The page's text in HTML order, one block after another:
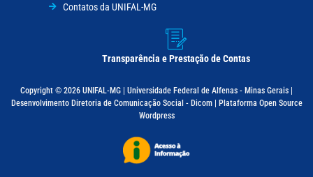
Contatos da UNIFAL-MG
Transparência e Prestação de Contas
Copyright © 2026 UNIFAL-MG | Universidade Federal de Alfenas - Minas Gerais |
Desenvolvimento Diretoria de Comunicação Social - Dicom | Plataforma Open Source
Wordpress